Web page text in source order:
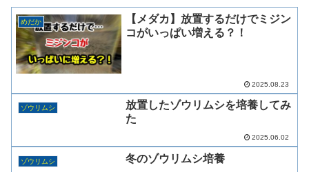
めだか
【メダカ】放置するだけでミジン
コがいっぱい増える？！
2025.08.23
ゾウリムシ
放置したゾウリムシを培養してみ
た
2025.06.02
ゾウリムシ 冬のゾウリムシ培養